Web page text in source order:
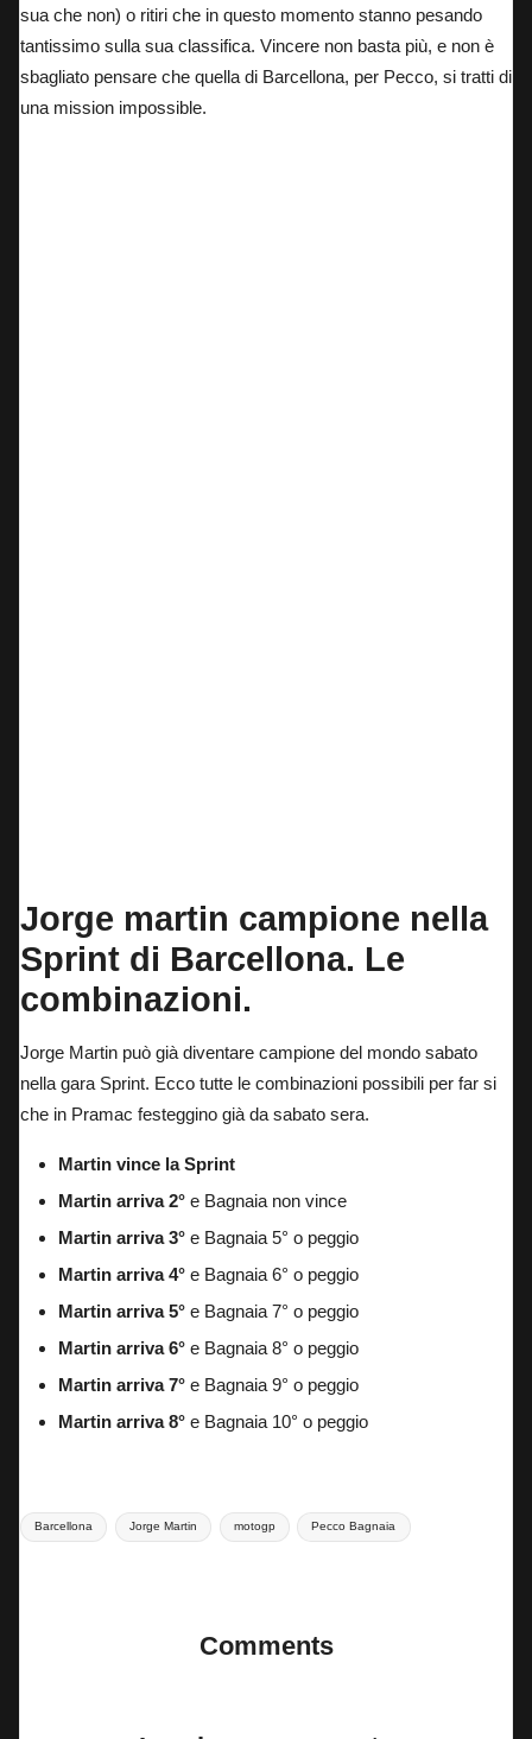
sua che non) o ritiri che in questo momento stanno pesando
tantissimo sulla sua classifica. Vincere non basta più, e non è
sbagliato pensare che quella di Barcellona, per Pecco, si tratti di
una mission impossible.
Jorge martin campione nella
Sprint di Barcellona. Le
combinazioni.
Jorge Martin può già diventare campione del mondo sabato
nella gara Sprint. Ecco tutte le combinazioni possibili per far si
che in Pramac festeggino già da sabato sera.
Martin vince la Sprint
Martin arriva 2° e Bagnaia non vince
Martin arriva 3° e Bagnaia 5° o peggio
Martin arriva 4° e Bagnaia 6° o peggio
Martin arriva 5° e Bagnaia 7° o peggio
Martin arriva 6° e Bagnaia 8° o peggio
Martin arriva 7° e Bagnaia 9° o peggio
Martin arriva 8° e Bagnaia 10° o peggio
Tags:
Barcellona Jorge Martin motogp Pecco Bagnaia
Comments